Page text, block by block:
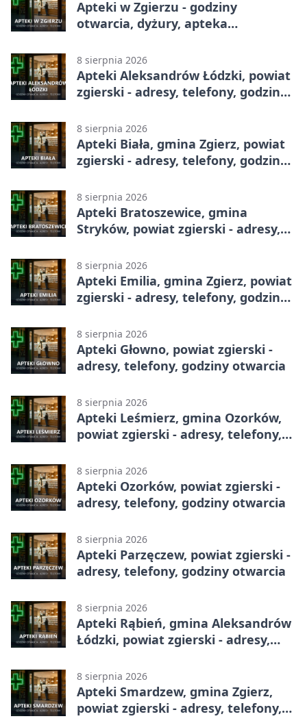
Apteki w Zgierzu - godziny
otwarcia, dyżury, apteka
8 sierpnia 2026
Apteki Aleksandrów Łódzki, powiat
zgierski - adresy, telefony, godziny
8 sierpnia 2026
Apteki Biała, gmina Zgierz, powiat
zgierski - adresy, telefony, godziny
8 sierpnia 2026
Apteki Bratoszewice, gmina
Stryków, powiat zgierski - adresy,
8 sierpnia 2026
Apteki Emilia, gmina Zgierz, powiat
zgierski - adresy, telefony, godziny
8 sierpnia 2026
Apteki Głowno, powiat zgierski -
adresy, telefony, godziny otwarcia
8 sierpnia 2026
Apteki Leśmierz, gmina Ozorków,
powiat zgierski - adresy, telefony,
8 sierpnia 2026
Apteki Ozorków, powiat zgierski -
adresy, telefony, godziny otwarcia
8 sierpnia 2026
Apteki Parzęczew, powiat zgierski -
adresy, telefony, godziny otwarcia
8 sierpnia 2026
Apteki Rąbień, gmina Aleksandrów
Łódzki, powiat zgierski - adresy,
8 sierpnia 2026
Apteki Smardzew, gmina Zgierz,
powiat zgierski - adresy, telefony,